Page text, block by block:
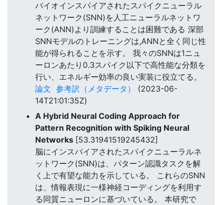
バイオインスパイアされたスパイクニューラル
ネットワーク(SNN)を人工ニューラルネットワ
ーク(ANN)より訓練することは困難である 深部
SNNモデルのトレーニングは,ANNと全く同じ性
能が得られることを示す。 我々のSNNは1ニュ
ーロンあたり0.3スパイク以下で高性能な分類を
行い、エネルギー効率の良い実装に役立てる。
論文 参考訳（メタデータ）
(2023-06-
14T21:01:35Z)
A Hybrid Neural Coding Approach for
Pattern Recognition with Spiking Neural
Networks [53.31941519245432]
脳にインスパイアされたスパイクニューラルネ
ットワーク(SNN)は、パターン認識タスクを解
く上で有望な能力を示している。 これらのSNN
は、情報表現に一様神経コーディングを利用す
る同質ニューロンに基づいている。 本研究で